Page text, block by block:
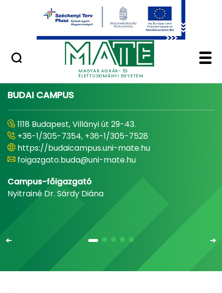
Ugrás a fő tartalomhoz
MAGYAR AGRÁR- ÉS
ÉLETTUDOMÁNYI EGYETEM
Minőségügy
Home - Magyar
BUDAI CAMPUS
1118 Budapest, Villányi út 29-43.
+36-1/305-7354, +36-1/305-7528
https://budaicampus.uni-mate.hu
foigazgato.buda@uni-mate.hu
Campus-főigazgató
Nyitrainé Dr. Sárdy Diána